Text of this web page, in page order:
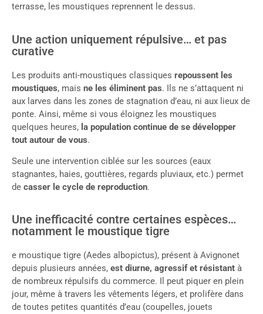
terrasse, les moustiques reprennent le dessus.
Une action uniquement répulsive… et pas
curative
Les produits anti-moustiques classiques repoussent les
moustiques, mais ne les éliminent pas. Ils ne s’attaquent ni
aux larves dans les zones de stagnation d’eau, ni aux lieux de
ponte. Ainsi, même si vous éloignez les moustiques
quelques heures, la population continue de se développer
tout autour de vous.
Seule une intervention ciblée sur les sources (eaux
stagnantes, haies, gouttières, regards pluviaux, etc.) permet
de casser le cycle de reproduction.
Une inefficacité contre certaines espèces…
notamment le moustique tigre
e moustique tigre (Aedes albopictus), présent à Avignonet
depuis plusieurs années, est diurne, agressif et résistant à
de nombreux répulsifs du commerce. Il peut piquer en plein
jour, même à travers les vêtements légers, et prolifère dans
de toutes petites quantités d’eau (coupelles, jouets